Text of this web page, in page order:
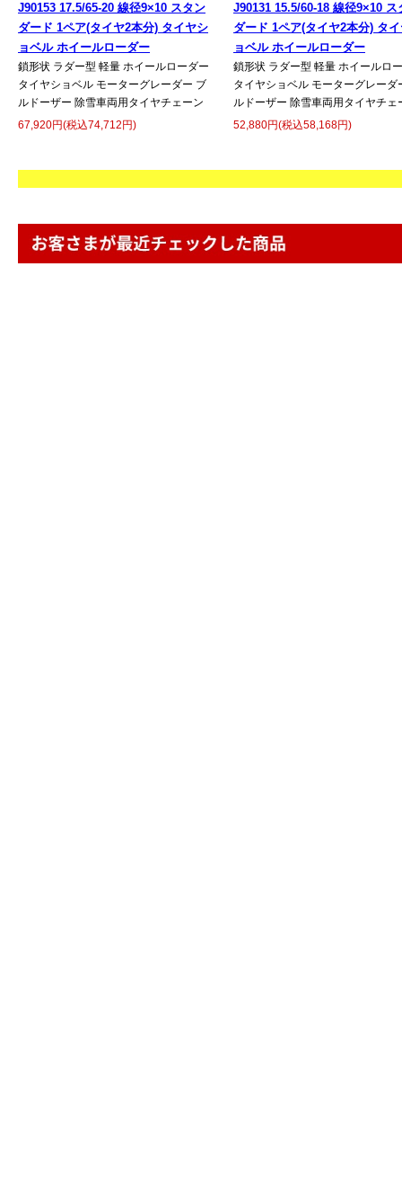
J90153 17.5/65-20 線径9×10 スタン
ダード 1ペア(タイヤ2本分) タイヤシ
ョベル ホイールローダー
鎖形状 ラダー型 軽量 ホイールローダー
タイヤショベル モーターグレーダー ブ
ルドーザー 除雪車両用タイヤチェーン
67,920円(税込74,712円)
J90131 15.5/60-18 線径9×10 ス
ダード 1ペア(タイヤ2本分) タ
ョベル ホイールローダー
鎖形状 ラダー型 軽量 ホイールロ
タイヤショベル モーターグレーダ
ルドーザー 除雪車両用タイヤチェ
52,880円(税込58,168円)